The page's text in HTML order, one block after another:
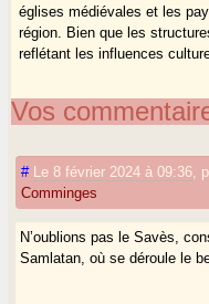
églises médiévales et les
région. Bien que les
reflétant les influences
Vos
# Le 8 février 2024 à 09:36
Comminges
N’oublions pas le Savès,
Samlatan, où se déroule le